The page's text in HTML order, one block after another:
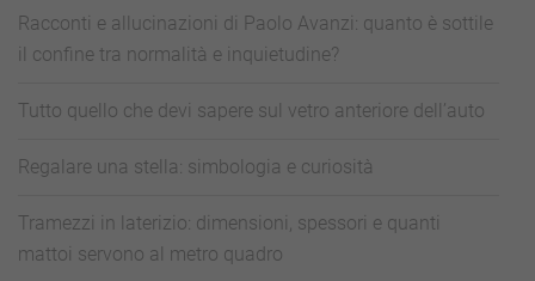
Racconti e allucinazioni di Paolo Avanzi: quanto è sottile
il confine tra normalità e inquietudine?
Tutto quello che devi sapere sul vetro anteriore dell’auto
Regalare una stella: simbologia e curiosità
Tramezzi in laterizio: dimensioni, spessori e quanti
mattoi servono al metro quadro